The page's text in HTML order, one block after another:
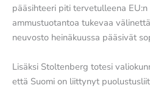
pääsihteeri piti tervetulleena
ammustuotantoa tukevaa
neuvosto heinäkuussa pääsivät
Lisäksi Stoltenberg totesi
että Suomi on liittynyt